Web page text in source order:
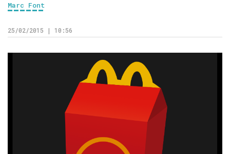
Marc Font
25/02/2015 | 10:56